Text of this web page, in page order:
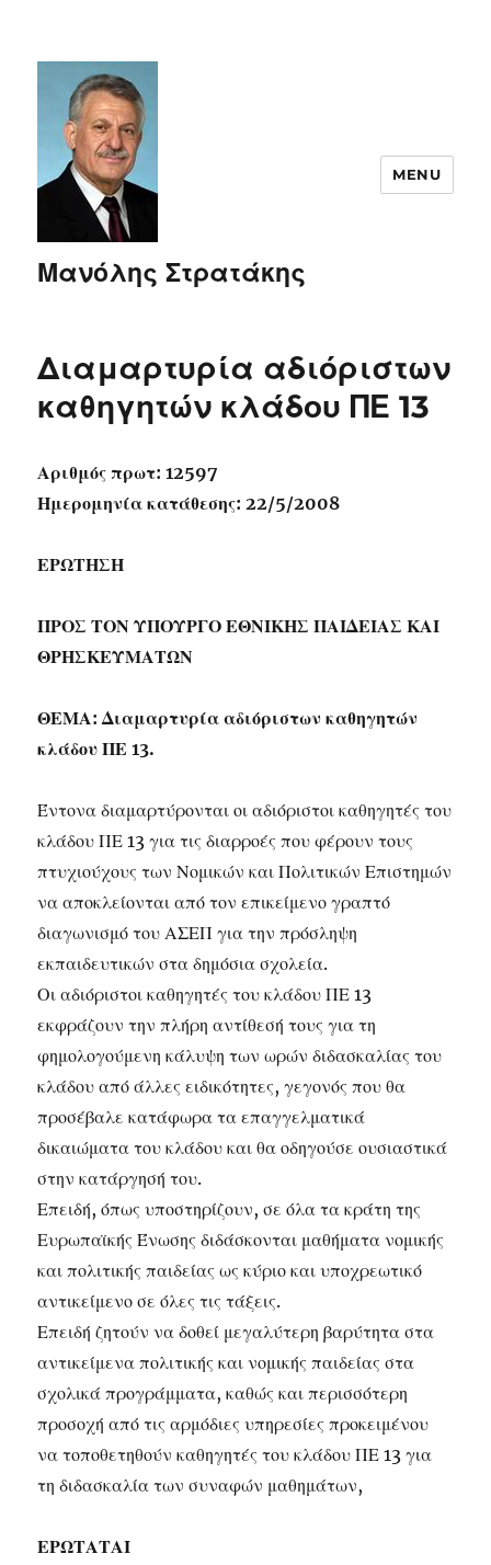
Μανόλης Στρατάκης
MENU
Διαμαρτυρία αδιόριστων
καθηγητών κλάδου ΠΕ 13
Αριθμός πρωτ: 12597
Ημερομηνία κατάθεσης: 22/5/2008
ΕΡΩΤΗΣΗ
ΠΡΟΣ ΤΟΝ ΥΠΟΥΡΓΟ ΕΘΝΙΚΗΣ ΠΑΙΔΕΙΑΣ ΚΑΙ
ΘΡΗΣΚΕΥΜΑΤΩΝ
ΘΕΜΑ: Διαμαρτυρία αδιόριστων καθηγητών
κλάδου ΠΕ 13.
Έντονα διαμαρτύρονται οι αδιόριστοι καθηγητές του
κλάδου ΠΕ 13 για τις διαρροές που φέρουν τους
πτυχιούχους των Νομικών και Πολιτικών Επιστημών
να αποκλείονται από τον επικείμενο γραπτό
διαγωνισμό του ΑΣΕΠ για την πρόσληψη
εκπαιδευτικών στα δημόσια σχολεία.
Οι αδιόριστοι καθηγητές του κλάδου ΠΕ 13
εκφράζουν την πλήρη αντίθεσή τους για τη
φημολογούμενη κάλυψη των ωρών διδασκαλίας του
κλάδου από άλλες ειδικότητες, γεγονός που θα
προσέβαλε κατάφωρα τα επαγγελματικά
δικαιώματα του κλάδου και θα οδηγούσε ουσιαστικά
στην κατάργησή του.
Επειδή, όπως υποστηρίζουν, σε όλα τα κράτη της
Ευρωπαϊκής Ένωσης διδάσκονται μαθήματα νομικής
και πολιτικής παιδείας ως κύριο και υποχρεωτικό
αντικείμενο σε όλες τις τάξεις.
Επειδή ζητούν να δοθεί μεγαλύτερη βαρύτητα στα
αντικείμενα πολιτικής και νομικής παιδείας στα
σχολικά προγράμματα, καθώς και περισσότερη
προσοχή από τις αρμόδιες υπηρεσίες προκειμένου
να τοποθετηθούν καθηγητές του κλάδου ΠΕ 13 για
τη διδασκαλία των συναφών μαθημάτων,
ΕΡΩΤΑΤΑΙ